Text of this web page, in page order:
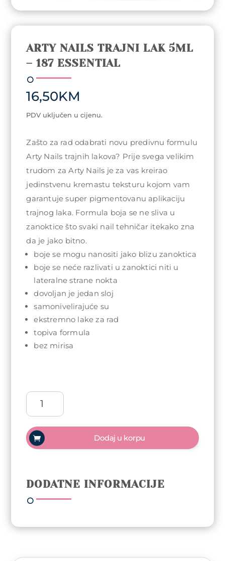
ARTY NAILS TRAJNI LAK 5ML
– 187 ESSENTIAL
16,50KM
PDV uključen u cijenu.
Zašto za rad odabrati novu predivnu formulu
Arty Nails trajnih lakova? Prije svega velikim
trudom za Arty Nails je za vas kreirao
jedinstvenu kremastu teksturu kojom vam
garantuje super pigmentovanu aplikaciju
trajnog laka. Formula boja se ne sliva u
zanoktice što svaki nail tehničar itekako zna
da je jako bitno.
boje se mogu nanositi jako blizu zanoktica
boje se neće razlivati u zanoktici niti u
lateralne strane nokta
dovoljan je jedan sloj
samonivelirajuće su
ekstremno lake za rad
topiva formula
bez mirisa
Arty
Nails
trajni
lak
5ml
količina
Dodaj u korpu
DODATNE INFORMACIJE